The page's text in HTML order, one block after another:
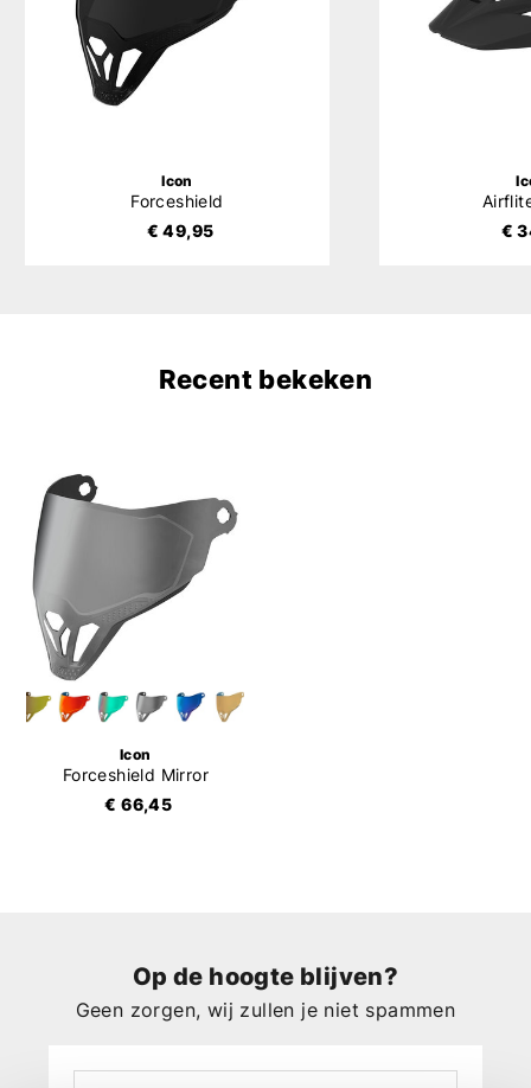
Icon
Forceshield
€ 49,95
€
Recent bekeken
Icon
Forceshield Mirror
€ 66,45
Op de hoogte blijven?
Geen zorgen, wij zullen je niet spammen